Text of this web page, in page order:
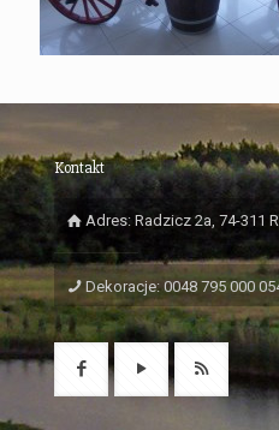
Kontakt
Adres: Radzicz 2a, 74-311
Dekoracje: 0048 795 000